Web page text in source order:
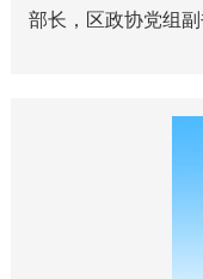
部长，区政协党组副